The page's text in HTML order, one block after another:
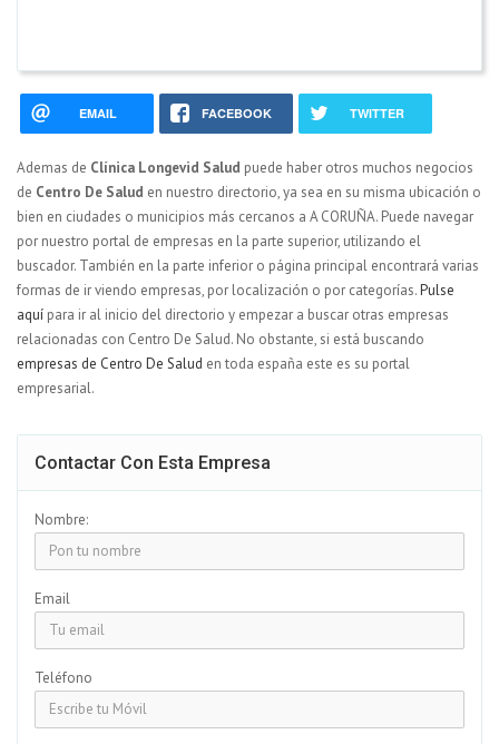
EMAIL FACEBOOK TWITTER
Ademas de Clínica Longevid Salud puede haber otros muchos negocios
de Centro De Salud en nuestro directorio, ya sea en su misma ubicación o
bien en ciudades o municipios más cercanos a A CORUÑA. Puede navegar
por nuestro portal de empresas en la parte superior, utilizando el
buscador. También en la parte inferior o página principal encontrará varias
formas de ir viendo empresas, por localización o por categorías.Pulse
aquí para ir al inicio del directorio y empezar a buscar otras empresas
relacionadas con Centro De Salud. No obstante, si está buscando
empresas de Centro De Salud en toda españa este es su portal
empresarial.
Contactar Con Esta Empresa
Nombre:
Email
Teléfono